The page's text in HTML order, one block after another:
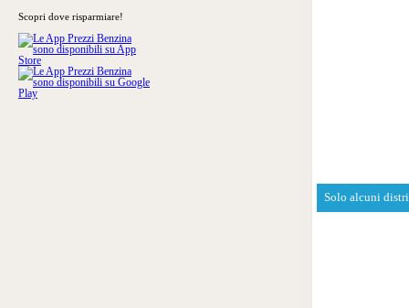
Scopri dove risparmiare!
Solo alcuni